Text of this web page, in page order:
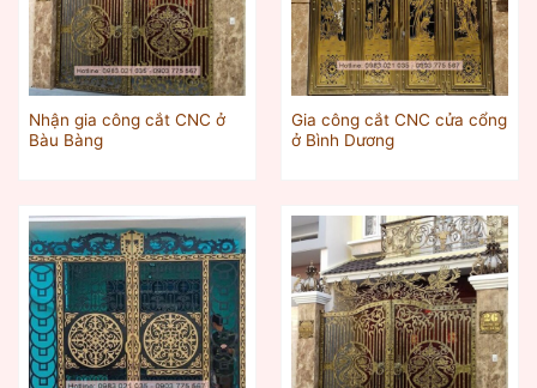
Nhận gia công cắt CNC ở
Bàu Bàng
Gia công cắt CNC cửa cổng
ở Bình Dương